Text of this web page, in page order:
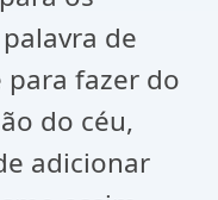
de
para fazer do
do céu,
adicionar